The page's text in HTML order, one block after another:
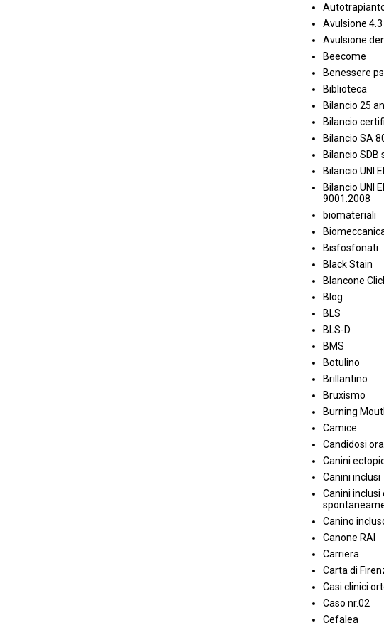
Avulsione 4.3
Avulsione
Beecome
Benessere
Biblioteca
Bilancio 25
Bilancio
Bilancio SA
Bilancio SDB
Bilancio UNI
Bilancio UNI
9001:2008
biomateriali
Bisfosfonati
Black Stain
Blancone
Blog
BLS
BLS-D
BMS
Botulino
Brillantino
Bruxismo
Burning
Camice
Candidosi
Canini
Canini inclusi
Canini inclusi
Canino
Canone RAI
Carriera
Carta di
Casi clinici
Caso nr.02
Cefalea